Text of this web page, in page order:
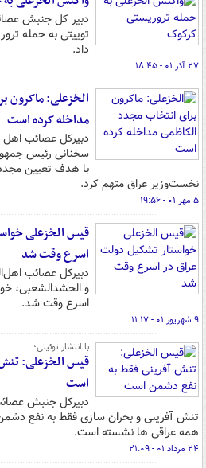
دبیر کل جنبش
توییتی به حمله
داد.
۲۷ آذر ۰۱ - ۱۸:۴۵
الخزعلی: ماکرون
مداخله کرده است
دبیرکل عصائب اهل
سخنانی رئیس
با هدف تعیین
نخست‌وزیر عراق متهم کرد.
۵ مهر ۰۱ - ۱۹:۵۶
قیس الخزعلی
اسرع وقت شد
دبیرکل عصائب
و الحشدالشعبی،
اسرع وقت شد.
۹ شهریور ۰۱ - ۱۱:۱۷
با انتشار توئیتی؛
قیس الخزعلی:
است
دبیرکل جنبش
تنش آفرینی و بحران سازی فقط به نفع
همه عراقی ها نشسته است.
۲۴ مرداد ۰۱ - ۲۱:۰۹